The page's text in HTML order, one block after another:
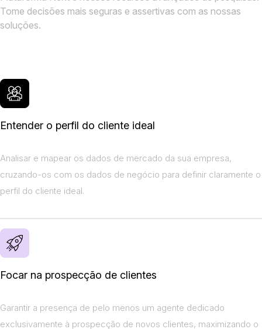
Tome decisões mais seguras e assertivas com as nossas
soluções.
Entender o perfil do cliente ideal
Analisar e mapear os dados de mercado da sua empresa,
cruzando-os com os dados de negócio para definir claramente o
perfil do cliente ideal.
Focar na prospecção de clientes
Garantir a presença de pelo menos um agente dedicado
exclusivamente à prospecção de novos clientes, maximizando o